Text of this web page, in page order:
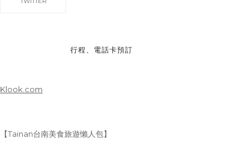
行程、電話卡預訂
Klook.com
【Tainan台南美食旅遊懶人包】